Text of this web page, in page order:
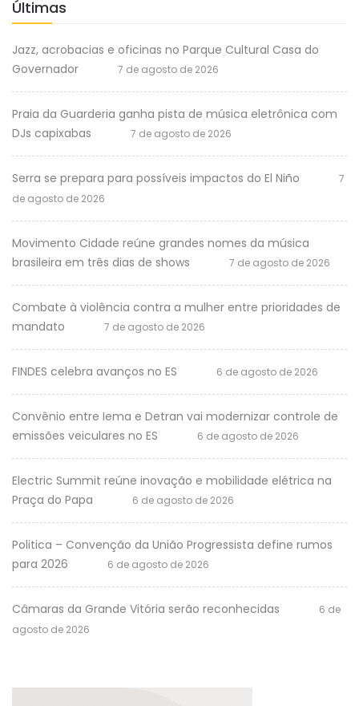
Últimas
Jazz, acrobacias e oficinas no Parque Cultural Casa do
Governador
7 de agosto de 2026
Praia da Guarderia ganha pista de música eletrônica com
DJs capixabas
7 de agosto de 2026
Serra se prepara para possíveis impactos do El Niño
7
de agosto de 2026
Movimento Cidade reúne grandes nomes da música
brasileira em três dias de shows
7 de agosto de 2026
Combate à violência contra a mulher entre prioridades de
mandato
7 de agosto de 2026
FINDES celebra avanços no ES 6 de agosto de 2026
Convênio entre Iema e Detran vai modernizar controle de
emissões veiculares no ES
6 de agosto de 2026
Electric Summit reúne inovação e mobilidade elétrica na
Praça do Papa
6 de agosto de 2026
Politica – Convenção da União Progressista define rumos
para 2026
6 de agosto de 2026
Câmaras da Grande Vitória serão reconhecidas
6 de
agosto de 2026